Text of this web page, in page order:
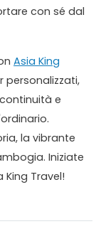
con sé dal
Asia King
personalizzati,
e
la vibrante
Iniziate
Travel!